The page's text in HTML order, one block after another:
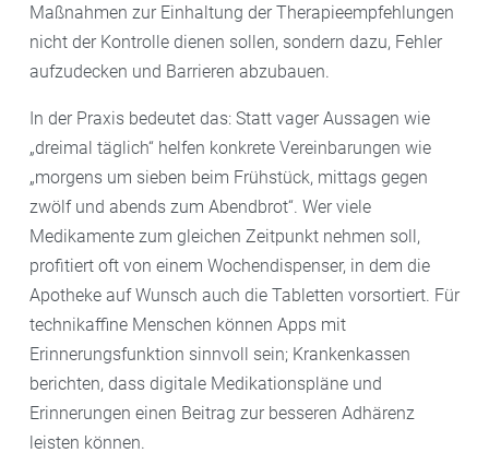
Maßnahmen zur Einhaltung der Therapieempfehlungen
nicht der Kontrolle dienen sollen, sondern dazu, Fehler
aufzudecken und Barrieren abzubauen.
In der Praxis bedeutet das: Statt vager Aussagen wie
„dreimal täglich“ helfen konkrete Vereinbarungen wie
„morgens um sieben beim Frühstück, mittags gegen
zwölf und abends zum Abendbrot“. Wer viele
Medikamente zum gleichen Zeitpunkt nehmen soll,
profitiert oft von einem Wochendispenser, in dem die
Apotheke auf Wunsch auch die Tabletten vorsortiert. Für
technikaffine Menschen können Apps mit
Erinnerungsfunktion sinnvoll sein; Krankenkassen
berichten, dass digitale Medikationspläne und
Erinnerungen einen Beitrag zur besseren Adhärenz
leisten können.